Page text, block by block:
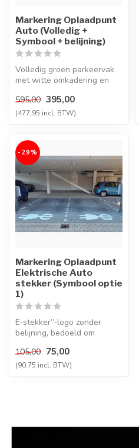
Markering Oplaadpunt
Auto (Volledig +
Symbool + belijning)
Volledig groen parkeervak
met witte omkadering en
spec...
595,00 395,00
(477,95 incl. BTW)
-29%
Markering Oplaadpunt
Elektrische Auto
stekker (Symbool optie
1)
E‑stekker”‑logo zonder
belijning, bedoeld om
laadpla...
105,00 75,00
(90,75 incl. BTW)